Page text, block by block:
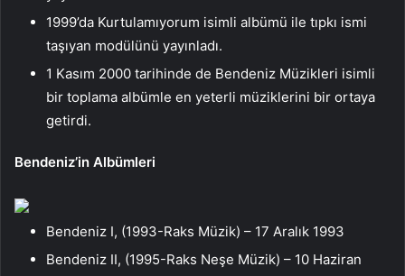
1999’da Kurtulamıyorum isimli albümü ile tıpkı ismi
taşıyan modülünü yayınladı.
1 Kasım 2000 tarihinde de Bendeniz Müzikleri isimli
bir toplama albümle en yeterli müziklerini bir ortaya
getirdi.
Bendeniz’in Albümleri
Bendeniz I, (1993-Raks Müzik) – 17 Aralık 1993
Bendeniz II, (1995-Raks Neşe Müzik) – 10 Haziran